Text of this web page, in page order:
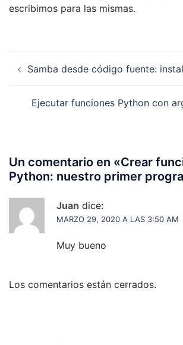
escribimos para las mismas.
de Samba desde código fuente:
Ejecutar funciones Python con
Un comentario en «Crear
Python: nuestro primer
Juan dice:
MARZO 29, 2020 A LAS 3:50 AM
Muy bueno
Los comentarios están cerrados.